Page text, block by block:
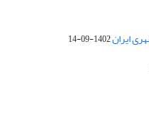
ایران1402-09-14